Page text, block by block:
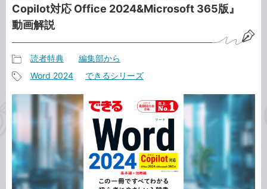
Copilot対応 Office 2024&Microsoft 365版』
動画解説
事
カ
リ
読者特典 編集部から
Word 2024 できるシリーズ